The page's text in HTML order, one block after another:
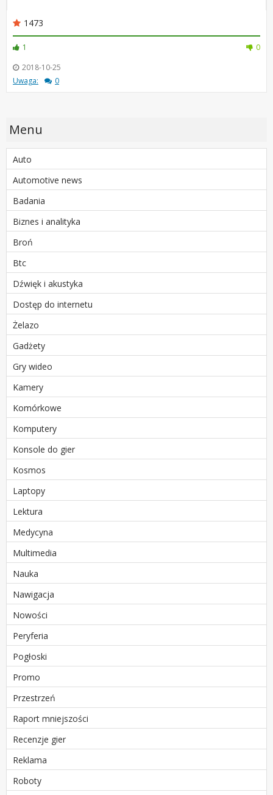
1473
1
0
2018-10-25
Uwaga:
0
Menu
Auto
Automotive news
Badania
Biznes i analityka
Broń
Btc
Dźwięk i akustyka
Dostęp do internetu
Żelazo
Gadżety
Gry wideo
Kamery
Komórkowe
Komputery
Konsole do gier
Kosmos
Laptopy
Lektura
Medycyna
Multimedia
Nauka
Nawigacja
Nowości
Peryferia
Pogłoski
Promo
Przestrzeń
Raport mniejszości
Recenzje gier
Reklama
Roboty